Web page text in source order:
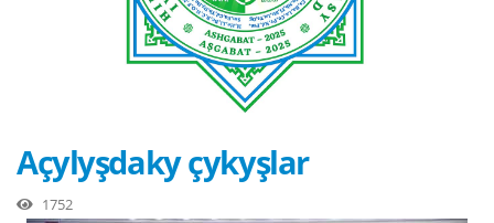
Açylyşdaky çykyşlar
1752